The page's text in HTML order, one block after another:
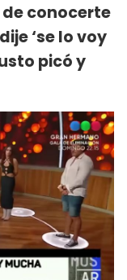
conocerte
‘se lo voy
picó y